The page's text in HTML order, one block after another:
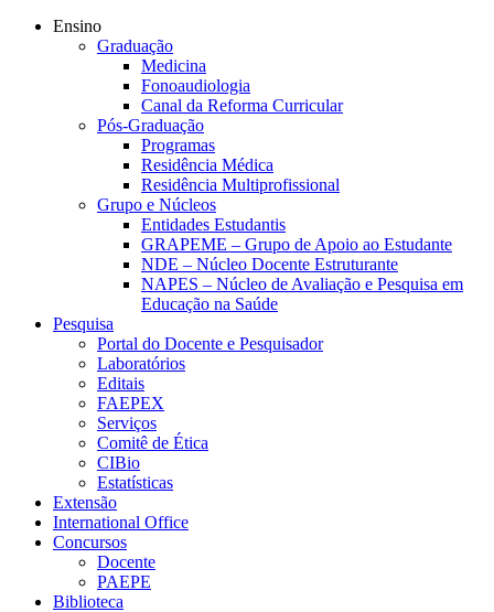
Ensino
Graduação
Medicina
Fonoaudiologia
Canal da Reforma Curricular
Pós-Graduação
Programas
Residência Médica
Residência Multiprofissional
Grupo e Núcleos
Entidades Estudantis
GRAPEME – Grupo de Apoio ao Estudante
NDE – Núcleo Docente Estruturante
NAPES – Núcleo de Avaliação e Pesquisa em
Educação na Saúde
Pesquisa
Portal do Docente e Pesquisador
Laboratórios
Editais
FAEPEX
Serviços
Comitê de Ética
CIBio
Estatísticas
Extensão
International Office
Concursos
Docente
PAEPE
Biblioteca